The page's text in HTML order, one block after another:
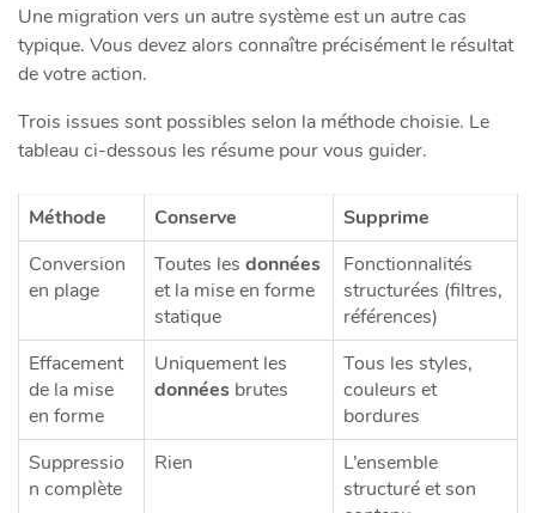
Une migration vers un autre système est un autre cas
typique. Vous devez alors connaître précisément le résultat
de votre action.
Trois issues sont possibles selon la méthode choisie. Le
tableau ci-dessous les résume pour vous guider.
Méthode Conserve
Supprime
Conversion
en plage
Toutes les données
et la mise en forme
statique
Fonctionnalités
structurées (filtres,
références)
Effacement
de la mise
en forme
Uniquement les
données brutes
Tous les styles,
couleurs et
bordures
Suppressio
n complète
Rien
L’ensemble
structuré et son